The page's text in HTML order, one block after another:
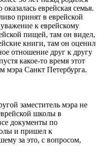
еврейская семья.
принят в еврейской
к еврейскому
пищей, там он видел,
книги, там он оценил
отношение друг к другу
какое-то время этот
мэра Санкт Петербурга.
заместитель мэра не
школы в
документы по
и пришел к
за это, с вопросом,